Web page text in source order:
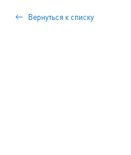
Вернуться к списку